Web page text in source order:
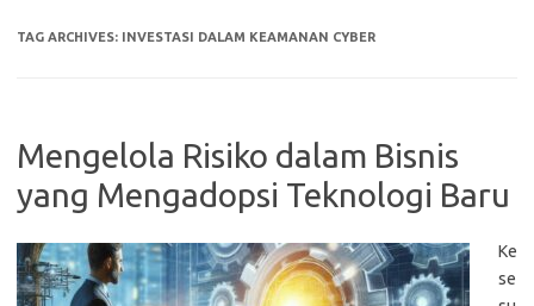
TAG ARCHIVES: INVESTASI DALAM KEAMANAN CYBER
Mengelola Risiko dalam Bisnis
yang Mengadopsi Teknologi Baru
Ke
se